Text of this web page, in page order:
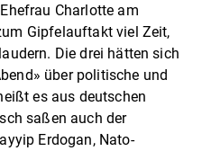
Charlotte am
Gipfelauftakt viel Zeit,
Die drei hätten sich
über politische und
es aus deutschen
saßen auch der
Erdogan, Nato-